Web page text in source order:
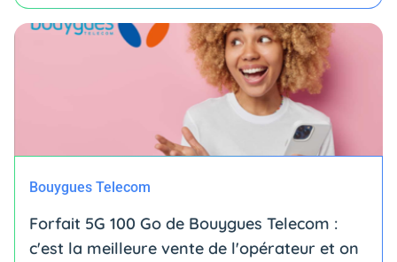
Bouygues Telecom
Forfait 5G 100 Go de Bouygues Telecom :
c'est la meilleure vente de l'opérateur et on